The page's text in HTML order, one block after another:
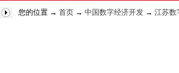
您的位置 → 首页 → 中国数字经济开发 → 江苏数